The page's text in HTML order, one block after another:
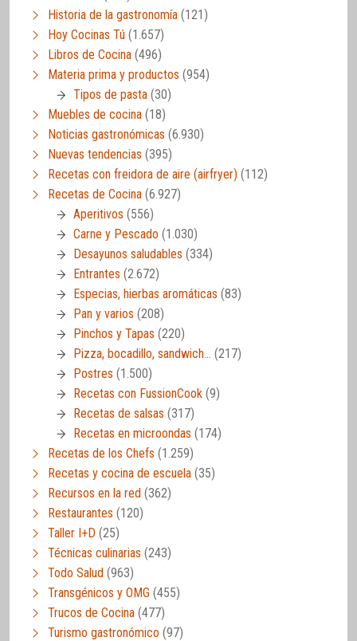
Historia de la gastronomía (121)
Hoy Cocinas Tú (1.657)
Libros de Cocina (496)
Materia prima y productos (954)
Tipos de pasta (30)
Muebles de cocina (18)
Noticias gastronómicas (6.930)
Nuevas tendencias (395)
Recetas con freidora de aire (airfryer) (112)
Recetas de Cocina (6.927)
Aperitivos (556)
Carne y Pescado (1.030)
Desayunos saludables (334)
Entrantes (2.672)
Especias, hierbas aromáticas (83)
Pan y varios (208)
Pinchos y Tapas (220)
Pizza, bocadillo, sandwich… (217)
Postres (1.500)
Recetas con FussionCook (9)
Recetas de salsas (317)
Recetas en microondas (174)
Recetas de los Chefs (1.259)
Recetas y cocina de escuela (35)
Recursos en la red (362)
Restaurantes (120)
Taller I+D (25)
Técnicas culinarias (243)
Todo Salud (963)
Transgénicos y OMG (455)
Trucos de Cocina (477)
Turismo gastronómico (97)